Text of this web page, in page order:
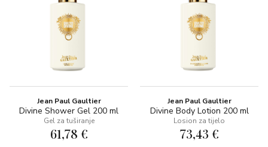
Jean Paul Gaultier
Divine Shower Gel 200 ml
Gel za tuširanje
61,78 €
Jean Paul Gaultier
Divine Body Lotion 200 ml
Losion za tijelo
73,43 €